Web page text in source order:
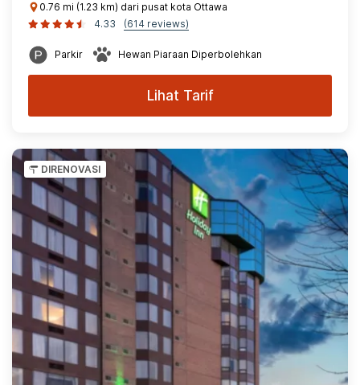
0.76 mi (1.23 km) dari pusat kota Ottawa
4.33
(614 reviews)
Parkir Hewan Piaraan Diperbolehkan
Lihat Tarif
DIRENOVASI